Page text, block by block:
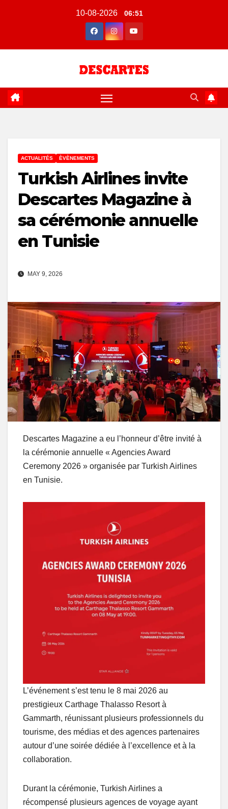
10-08-2026 06:51
ACTUALITÉS ÈVÈNEMENTS
Turkish Airlines invite
Descartes Magazine à
sa cérémonie annuelle
en Tunisie
MAY 9, 2026
Descartes Magazine a eu l’honneur d’être invité à
la cérémonie annuelle « Agencies Award
Ceremony 2026 » organisée par Turkish Airlines
en Tunisie.
L’événement s’est tenu le 8 mai 2026 au
prestigieux Carthage Thalasso Resort à
Gammarth, réunissant plusieurs professionnels du
tourisme, des médias et des agences partenaires
autour d’une soirée dédiée à l’excellence et à la
collaboration.
Durant la cérémonie, Turkish Airlines a
récompensé plusieurs agences de voyage ayant